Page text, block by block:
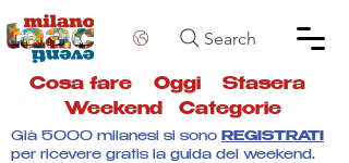
Search
Cosa fare Oggi Stasera
Weekend
Categorie
Già 5000 milanesi si sono REGISTRATI
per ricevere gratis la guida del weekend.